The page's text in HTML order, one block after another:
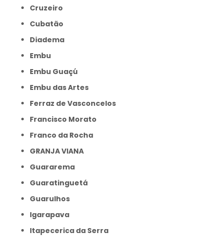
Cruzeiro
Cubatão
Diadema
Embu
Embu Guaçú
Embu das Artes
Ferraz de Vasconcelos
Francisco Morato
Franco da Rocha
GRANJA VIANA
Guararema
Guaratinguetá
Guarulhos
Igarapava
Itapecerica da Serra